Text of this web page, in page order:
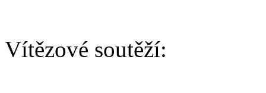
Vítězové soutěží: